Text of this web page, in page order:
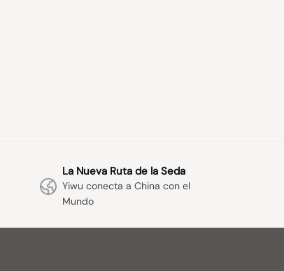
La Nueva Ruta de la Seda
Yiwu conecta a China con el
Mundo